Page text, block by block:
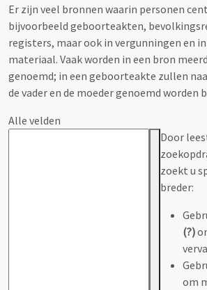
Er zijn veel bronnen waarin personen
bijvoorbeeld geboorteakten,
registers, maar ook in vergunningen en
materiaal. Vaak worden in een bron
genoemd; in een geboorteakte zullen
de vader en de moeder genoemd worden
Alle velden
Door
zoekt u
breder:
(?)
om